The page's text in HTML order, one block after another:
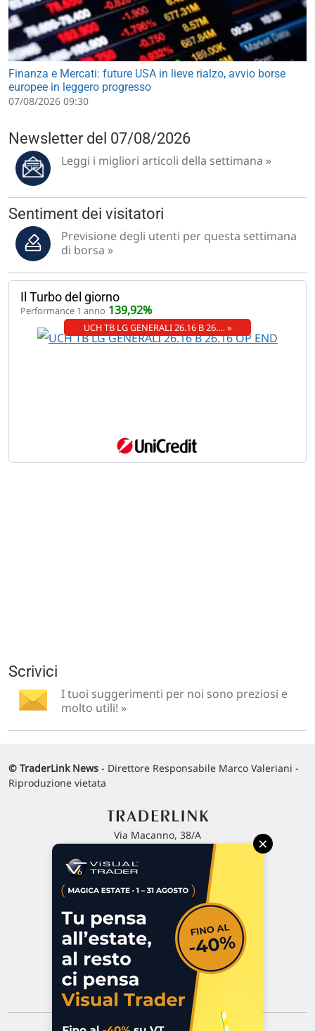
Finanza e Mercati: future USA in lieve rialzo, avvio borse
europee in leggero progresso
07/08/2026 09:30
Newsletter del 07/08/2026
Leggi i migliori articoli della settimana »
Sentiment dei visitatori
Previsione degli utenti per questa settimana
di borsa »
Il Turbo del giorno
Performance 1 anno 139,92%
UCH TB LG GENERALI 26.16 B 26.… »
Scrivici
I tuoi suggerimenti per noi sono preziosi e
molto utili! »
© TraderLink News - Direttore Responsabile Marco Valeriani -
Riproduzione vietata
Via Macanno, 38/A
P.IVA 02 452 460 401
Commenti e segnalazioni
Contattaci
×